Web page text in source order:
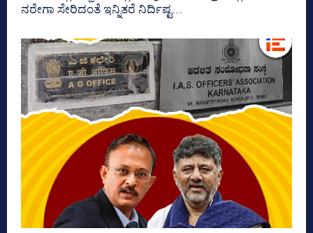
ನರೇಗಾ ಸೇರಿದಂತೆ ಇನ್ನಿತರೆ ನಿರ್ದಿಷ್ಟ...